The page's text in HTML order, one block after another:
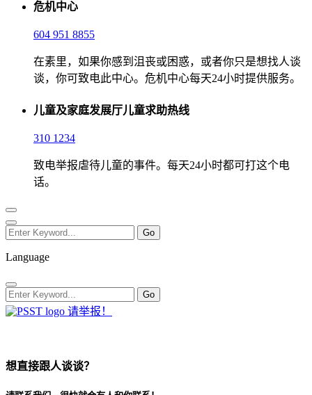
危机中心
604 951 8855
在素里，如果你感到沮丧或困惑，或者你只是想找人谈
谈，你可致电此中心。危机中心每天24小时提供服务。
儿童及家庭发展厅儿童求助热线
310 1234
致电举报虐待儿童的事件。每天24小时都可打这个电
话。
Language
请举报！
想直接跟人谈谈？